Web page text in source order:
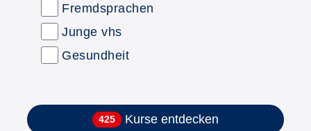
Fremdsprachen
Junge vhs
Gesundheit
425 Kurse entdecken